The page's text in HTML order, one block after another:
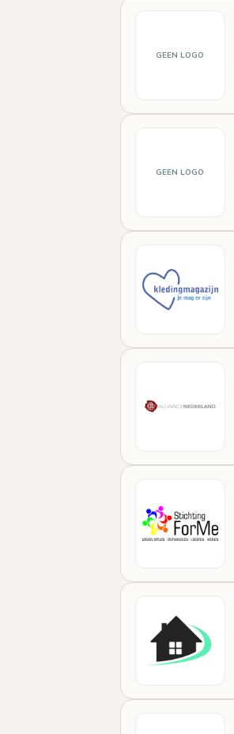
GEEN LOGO
GEEN LOGO